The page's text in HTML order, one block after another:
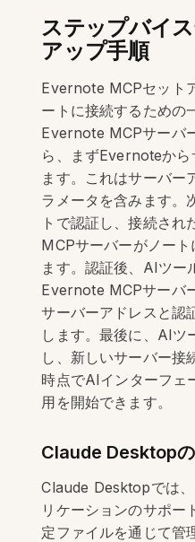
ステップバイ
アップ手順
Evernote MCPセット
ートに接続するための
Evernote MCPサーバ
ら、まずEvernoteから
ます。これはサーバー
ラメータを含みます。
トで認証し、接続さ
MCPサーバーがノー
ます。認証後、AIツー
Evernote MCPサーバ
サーバーアドレスと認
します。最後に、AIツ
し、新しいサーバー接
時点でAIインターフェ
用を開始できます。
Claude Desktop
Claude Desktopでは
リケーションのサポー
定ファイルを通じて管